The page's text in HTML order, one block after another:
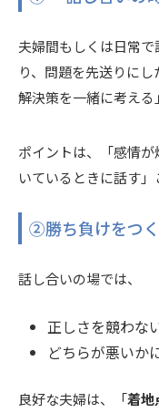
夫婦間もしくは日常
り、問題を先送りにし
解決策を一緒に考える
ポイントは、「感情
いているときに話す」
②勝ち負けをつ
話し合いの場では、
正しさを競わな
どちらが悪いか
良好な夫婦は、「着地